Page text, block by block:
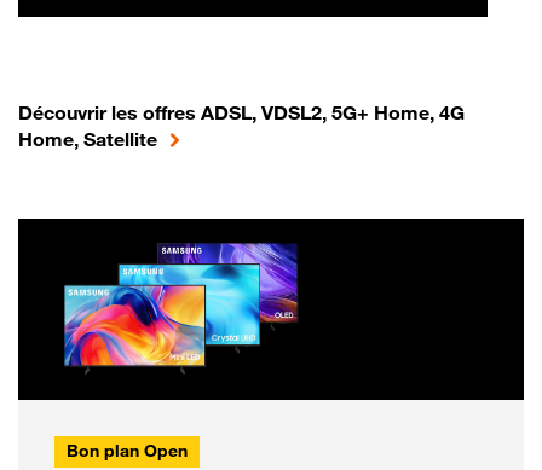
Découvrir les offres ADSL, VDSL2, 5G+ Home, 4G
Home, Satellite
Bon plan Open